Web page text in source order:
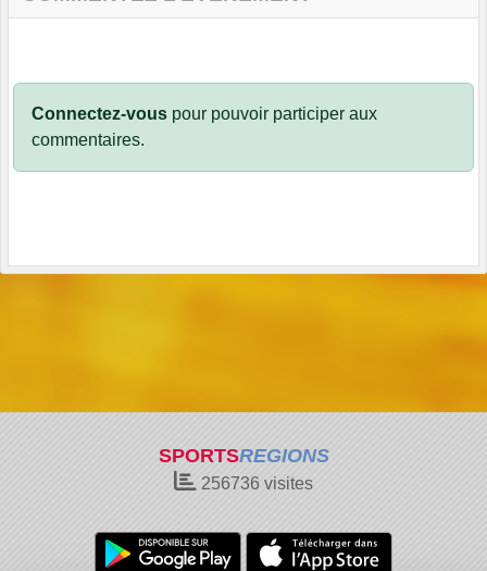
Connectez-vous pour pouvoir participer aux
commentaires.
SPORTSREGIONS
256736 visites